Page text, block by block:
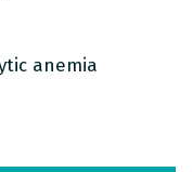
anemia